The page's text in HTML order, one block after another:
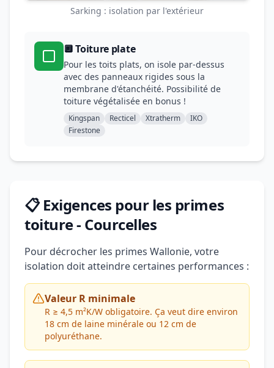
Sarking : isolation par l'extérieur
🔲 Toiture plate
Pour les toits plats, on isole par-dessus
avec des panneaux rigides sous la
membrane d'étanchéité. Possibilité de
toiture végétalisée en bonus !
Kingspan Recticel Xtratherm
IKO
Firestone
📋 Exigences pour les primes
toiture - Courcelles
Pour décrocher les primes Wallonie, votre
isolation doit atteindre certaines performances :
Valeur R minimale
R ≥ 4,5 m²K/W obligatoire. Ça veut dire environ
18 cm de laine minérale ou 12 cm de
polyuréthane.